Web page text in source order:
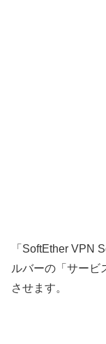
「SoftEther VPN
ルバーの「サービ
させます。